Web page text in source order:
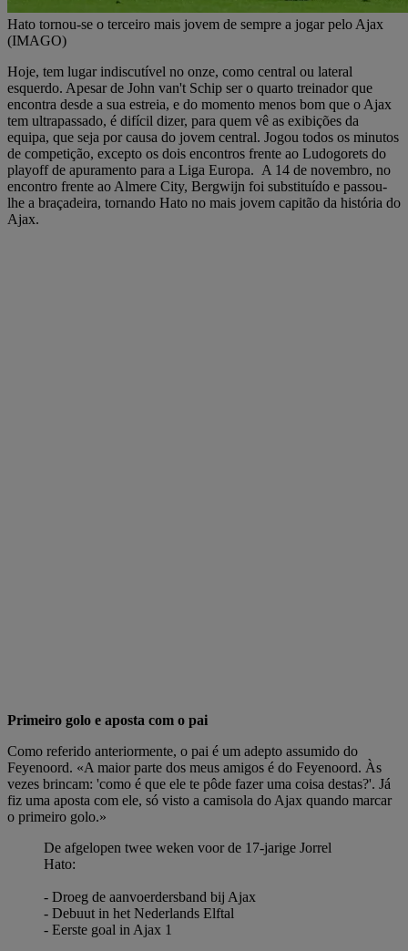
Hato tornou-se o terceiro mais jovem de sempre a jogar pelo Ajax
(IMAGO)
Hoje, tem lugar indiscutível no onze, como central ou lateral
esquerdo. Apesar de John van't Schip ser o quarto treinador que
encontra desde a sua estreia, e do momento menos bom que o Ajax
tem ultrapassado, é difícil dizer, para quem vê as exibições da
equipa, que seja por causa do jovem central. Jogou todos os minutos
de competição, excepto os dois encontros frente ao Ludogorets do
playoff de apuramento para a Liga Europa. A 14 de novembro, no
encontro frente ao Almere City, Bergwijn foi substituído e passou-
lhe a braçadeira, tornando Hato no mais jovem capitão da história do
Ajax.
Primeiro golo e aposta com o pai
Como referido anteriormente, o pai é um adepto assumido do
Feyenoord. «A maior parte dos meus amigos é do Feyenoord. Às
vezes brincam: 'como é que ele te pôde fazer uma coisa destas?'. Já
fiz uma aposta com ele, só visto a camisola do Ajax quando marcar
o primeiro golo.»
De afgelopen twee weken voor de 17-jarige Jorrel
Hato:
- Droeg de aanvoerdersband bij Ajax
- Debuut in het Nederlands Elftal
- Eerste goal in Ajax 1